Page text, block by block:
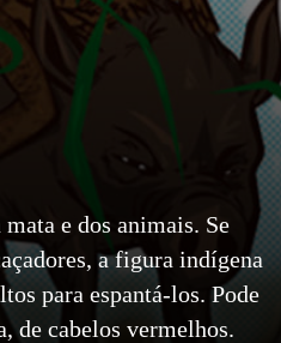
e dos animais. Se
a figura indígena
para espantá-los. Pode
de cabelos vermelhos.